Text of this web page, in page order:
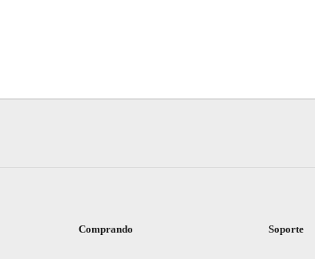
Comprando Soporte